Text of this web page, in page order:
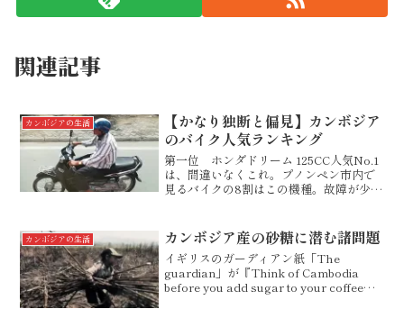
関連記事
カンボジアの生活
【かなり独断と偏見】カンボジア
のバイク人気ランキング
第一位 ホンダドリーム 125CC人気No.1
は、間違いなくこれ。プノンペン市内で
見るバイクの8割はこの機種。故障が少な
唯一の難点ではありますが・・・。その
代わり、どれ...
カンボジアの生活 カンボジア産の砂糖に潜む諸問題
イギリスのガーディアン紙「The
guardian」が『Think of Cambodia
before you add sugar to your coffee』